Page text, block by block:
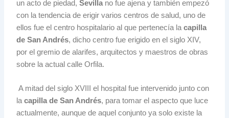
un acto de piedad,Sevilla no fue ajena y también empezó
con la tendencia de erigir varios centros de salud, uno de
ellos fue el centro hospitalario al que pertenecía lacapilla
de San Andrés, dicho centro fue erigido en el siglo XIV,
por el gremio de alarifes, arquitectos y maestros de obras
sobre la actual calle Orfila.
A mitad del siglo XVIII el hospital fue intervenido junto con
lacapilla de San Andrés, para tomar el aspecto que luce
actualmente, aunque de aquel conjunto ya solo existe la